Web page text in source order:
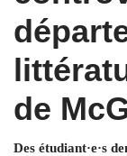
de
Des étudiant·e·s